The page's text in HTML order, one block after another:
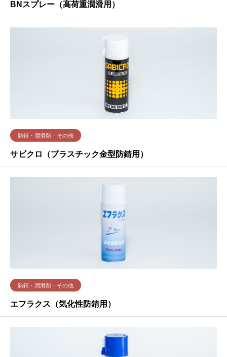
BNスプレー（高荷重潤滑用）
防錆・潤滑剤・その他
サビクロ（プラスチック金型防錆用）
防錆・潤滑剤・その他
エフラクス（気化性防錆用）